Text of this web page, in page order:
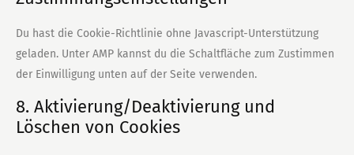
Du hast die Cookie-Richtlinie ohne Javascript-Unterstützung
geladen. Unter AMP kannst du die Schaltfläche zum Zustimmen
der Einwilligung unten auf der Seite verwenden.
8. Aktivierung/Deaktivierung und
Löschen von Cookies